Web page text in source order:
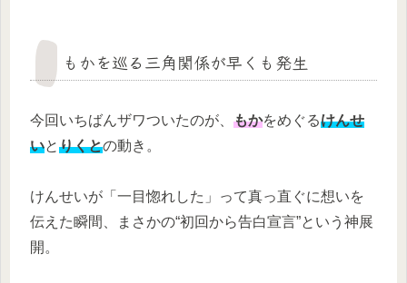
もかを巡る三角関係が早くも発生
今回いちばんザワついたのが、 もかをめぐるけんせ
いとりくとの動き。
けんせいが「一目惚れした」って真っ直ぐに想いを
伝えた瞬間、まさかの“初回から告白宣言”という神展
開。